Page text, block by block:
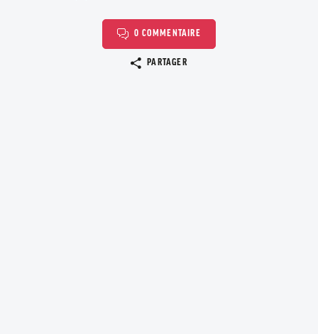
0 COMMENTAIRE
PARTAGER